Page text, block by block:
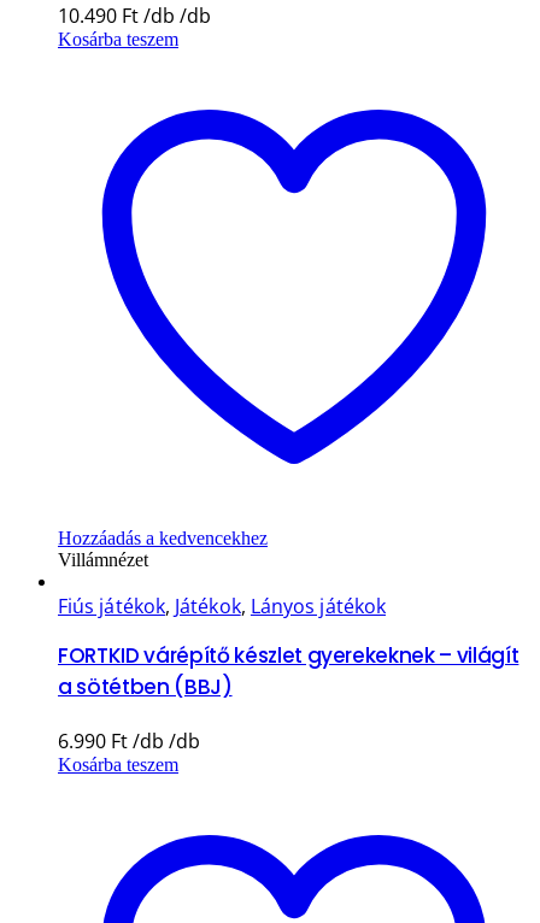
10.490 Ft
Kosárba teszem
Hozzáadás a kedvencekhez
Villámnézet
Fiús játékok, Játékok, Lányos játékok
FORTKID várépítő készlet gyerekeknek – világít
a sötétben (BBJ)
6.990 Ft
Kosárba teszem